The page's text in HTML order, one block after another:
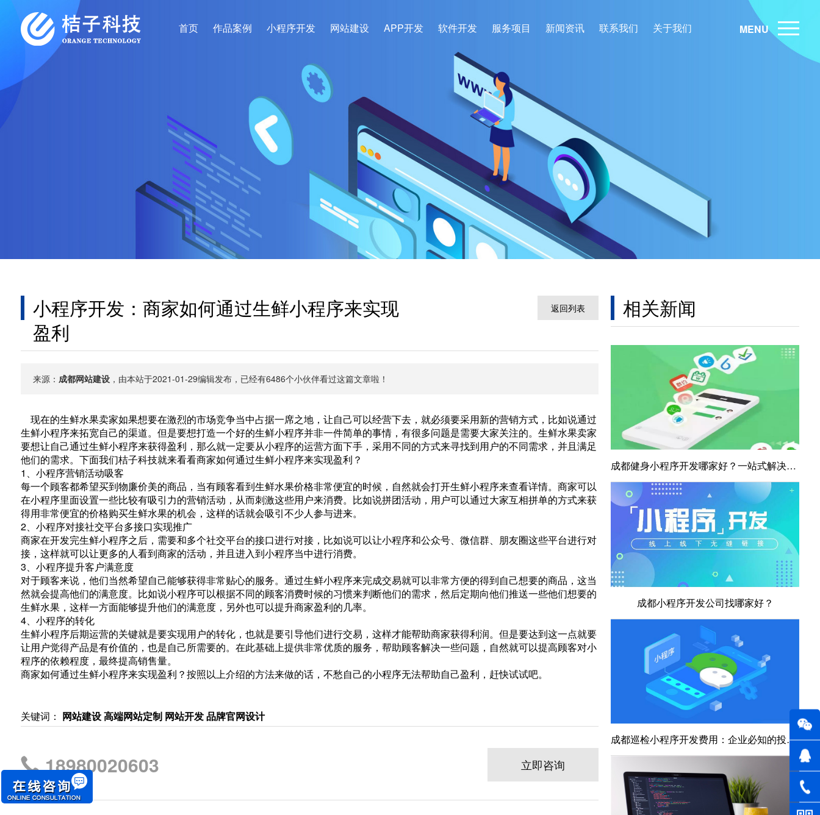
首页 作品案例 小程序开发 网站建设 APP开发 软件开发 服务项目 新闻资讯 联系我们 关于我们 MENU
小程序开发：商家如何通过生鲜小程序来实现
盈利
返回列表
来源： 成都网站建设，由本站于2021-01-29编辑发布，已经有6486个小伙伴看过这篇文章啦！
现在的生鲜水果卖家如果想要在激烈的市场竞争当中占据一席之地，让自己可以经营下去，就必须要采用新的营销方式，比如说通过
生鲜小程序来拓宽自己的渠道。但是要想打造一个好的生鲜小程序并非一件简单的事情，有很多问题是需要大家关注的。生鲜水果卖家
要想让自己通过生鲜小程序来获得盈利，那么就一定要从小程序的运营方面下手，采用不同的方式来寻找到用户的不同需求，并且满足
他们的需求。下面我们桔子科技就来看看商家如何通过生鲜小程序来实现盈利？
1、小程序营销活动吸客
每一个顾客都希望买到物廉价美的商品，当有顾客看到生鲜水果价格非常便宜的时候，自然就会打开生鲜小程序来查看详情。商家可以
在小程序里面设置一些比较有吸引力的营销活动，从而刺激这些用户来消费。比如说拼团活动，用户可以通过大家互相拼单的方式来获
得用非常便宜的价格购买生鲜水果的机会，这样的话就会吸引不少人参与进来。
2、小程序对接社交平台多接口实现推广
商家在开发完生鲜小程序之后，需要和多个社交平台的接口进行对接，比如说可以让小程序和公众号、微信群、朋友圈这些平台进行对
接，这样就可以让更多的人看到商家的活动，并且进入到小程序当中进行消费。
3、小程序提升客户满意度
对于顾客来说，他们当然希望自己能够获得非常贴心的服务。通过生鲜小程序来完成交易就可以非常方便的得到自己想要的商品，这当
然就会提高他们的满意度。比如说小程序可以根据不同的顾客消费时候的习惯来判断他们的需求，然后定期向他们推送一些他们想要的
生鲜水果，这样一方面能够提升他们的满意度，另外也可以提升商家盈利的几率。
4、小程序的转化
生鲜小程序后期运营的关键就是要实现用户的转化，也就是要引导他们进行交易，这样才能帮助商家获得利润。但是要达到这一点就要
让用户觉得产品是有价值的，也是自己所需要的。在此基础上提供非常优质的服务，帮助顾客解决一些问题，自然就可以提高顾客对小
程序的依赖程度，最终提高销售量。
商家如何通过生鲜小程序来实现盈利？按照以上介绍的方法来做的话，不愁自己的小程序无法帮助自己盈利，赶快试试吧。
关键词： 网站建设 高端网站定制 网站开发 品牌官网设计
18980020603 立即咨询
相关新闻
成都健身小程序开发哪家好？一站式解决方案全解析
成都小程序开发公司找哪家好？
成都巡检小程序开发费用：企业必知的投资指南